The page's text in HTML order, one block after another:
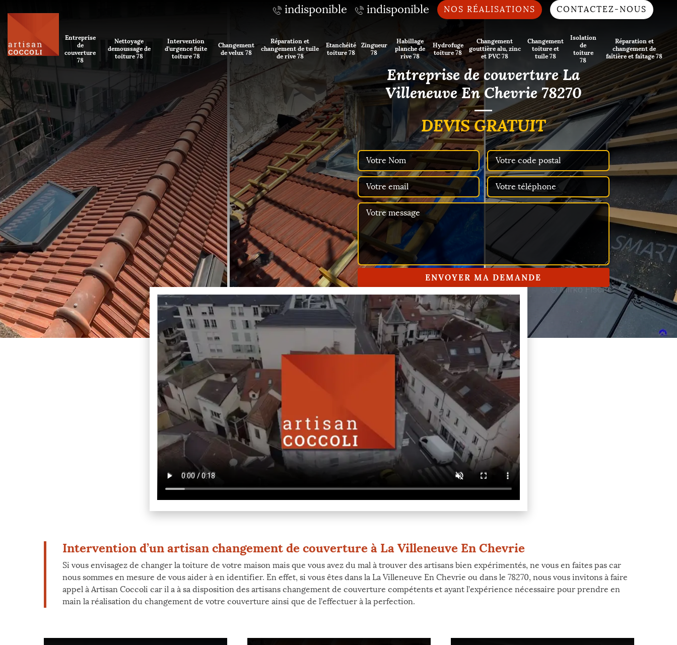
indisponible indisponible NOS RÉALISATIONS CONTACTEZ-NOUS
Entreprise
de
couverture
78
Nettoyage
demoussage de
toiture 78
Intervention
d'urgence fuite
toiture 78
Changement
de velux 78
Réparation et
changement de tuile
de rive 78
Etanchéité
toiture 78
Zingueur
78
Habillage
planche de
rive 78
Hydrofuge
toiture 78
Changement
gouttière alu, zinc
et PVC 78
Changement
toiture et
tuile 78
Isolation
de
toiture
78
Réparation et
changement de
faîtière et faîtage 78
Entreprise de couverture La
Villeneuve En Chevrie 78270
DEVIS GRATUIT
Intervention d’un artisan changement de couverture à La Villeneuve En Chevrie
Si vous envisagez de changer la toiture de votre maison mais que vous avez du mal à trouver des artisans bien expérimentés, ne vous en faites pas car
nous sommes en mesure de vous aider à en identifier. En effet, si vous êtes dans la La Villeneuve En Chevrie ou dans le 78270, nous vous invitons à faire
appel à Artisan Coccoli car il a à sa disposition des artisans changement de couverture compétents et ayant l’expérience nécessaire pour prendre en
main la réalisation du changement de votre couverture ainsi que de l’effectuer à la perfection.